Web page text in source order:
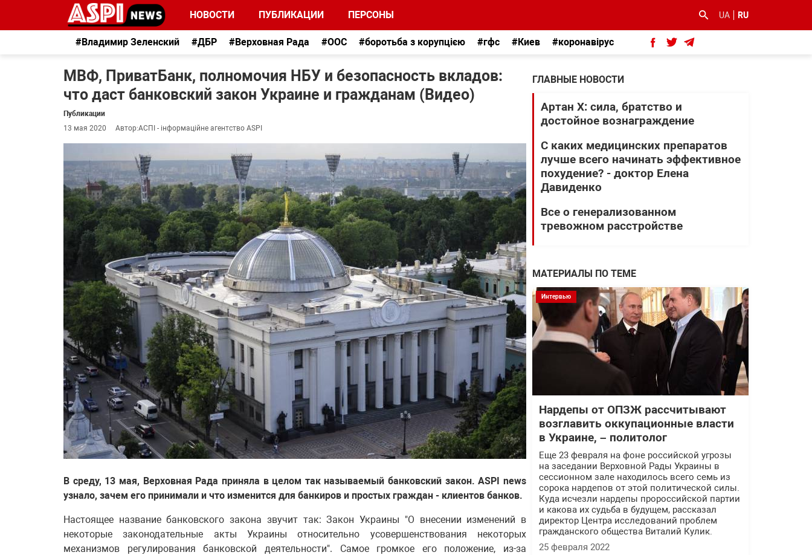
НОВОСТИ ПУБЛИКАЦИИ ПЕРСОНЫ UA RU
#Владимир Зеленский #ДБР #Верховная Рада #ООС #боротьба з корупцією #гфс #Киев #коронавірус
МВФ, ПриватБанк, полномочия НБУ и безопасность вкладов:
что даст банковский закон Украине и гражданам (Видео)
Публикации
13 мая 2020
Автор:АСПІ - інформаційне агентство ASPI
В среду, 13 мая, Верховная Рада приняла в целом так называемый банковский закон. ASPI news
узнало, зачем его принимали и что изменится для банкиров и простых граждан - клиентов банков.
Настоящее название банковского закона звучит так: Закон Украины "О внесении изменений в
некоторые законодательные акты Украины относительно усовершенствования некоторых
механизмов регулирования банковской деятельности". Самое громкое его положение, из-за
ГЛАВНЫЕ НОВОСТИ
Артан Х: сила, братство и
достойное вознаграждение
С каких медицинских препаратов
лучше всего начинать эффективное
похудение? - доктор Елена
Давиденко
Все о генерализованном
тревожном расстройстве
МАТЕРИАЛЫ ПО ТЕМЕ
Интервью
Нардепы от ОПЗЖ рассчитывают
возглавить оккупационные власти
в Украине, – политолог
Еще 23 февраля на фоне российской угрозы
на заседании Верховной Рады Украины в
сессионном зале находилось всего семь из
сорока нардепов от этой политической силы.
Куда исчезли нардепы пророссийской партии
и какова их судьба в будущем, рассказал
директор Центра исследований проблем
гражданского общества Виталий Кулик.
25 февраля 2022